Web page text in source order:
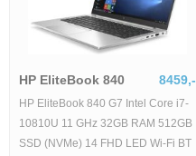
HP EliteBook 840 8459,-
HP EliteBook 840 G7 Intel Core i7-
10810U 11 GHz 32GB RAM 512GB
SSD (NVMe) 14 FHD LED Wi-Fi BT